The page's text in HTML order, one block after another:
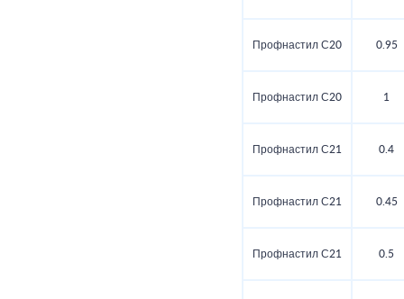
Профнастил С20 0.95
Профнастил С20 1
Профнастил С21 0.4
Профнастил С21 0.45
Профнастил С21 0.5